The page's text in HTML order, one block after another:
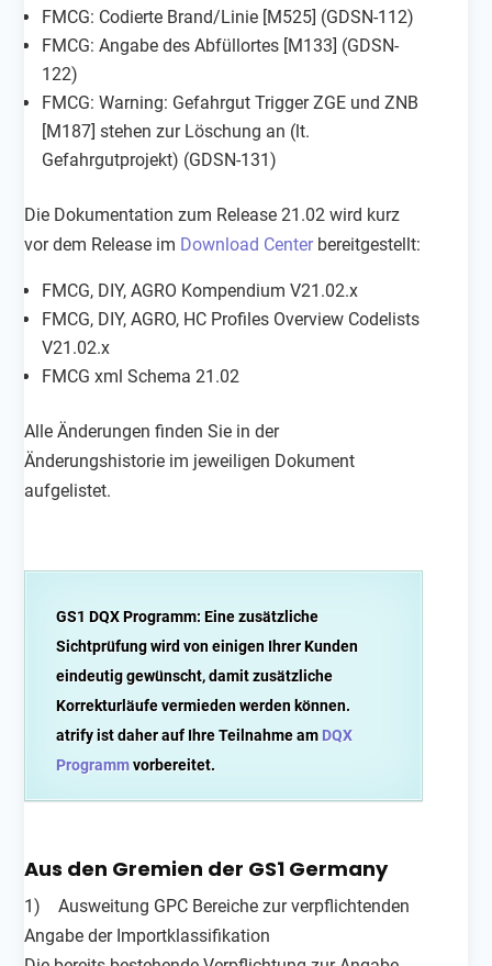
FMCG: Codierte Brand/Linie [M525] (GDSN-112)
FMCG: Angabe des Abfüllortes [M133] (GDSN-
122)
FMCG: Warning: Gefahrgut Trigger ZGE und ZNB
[M187] stehen zur Löschung an (lt.
Gefahrgutprojekt) (GDSN-131)
Die Dokumentation zum Release 21.02 wird kurz
vor dem Release im Download Centerbereitgestellt:
FMCG, DIY, AGRO Kompendium V21.02.x
FMCG, DIY, AGRO, HC Profiles Overview Codelists
V21.02.x
FMCG xml Schema 21.02
Alle Änderungen finden Sie in der
Änderungshistorie im jeweiligen Dokument
aufgelistet.
GS1 DQX Programm: Eine zusätzliche
Sichtprüfung wird von einigen Ihrer Kunden
eindeutig gewünscht, damit zusätzliche
Korrekturläufe vermieden werden können.
atrify ist daher auf Ihre Teilnahme am DQX
Programmvorbereitet.
Aus den Gremien der GS1 Germany
1) Ausweitung GPC Bereiche zur verpflichtenden
Angabe der Importklassifikation